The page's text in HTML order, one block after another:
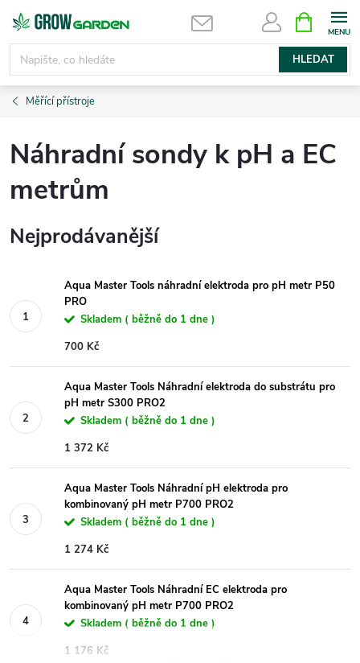
Přejít
obsah
HLEDAT
NÁKUPNÍ
KOŠÍK
Měřící přístroje
Náhradní sondy k pH a EC
metrům
Nejprodávanější
Aqua Master Tools náhradní elektroda pro pH metr P50
PRO
Skladem ( běžně do 1 dne )
700 Kč
Aqua Master Tools Náhradní elektroda do substrátu pro
pH metr S300 PRO2
Skladem ( běžně do 1 dne )
1 372 Kč
Aqua Master Tools Náhradní pH elektroda pro
kombinovaný pH metr P700 PRO2
Skladem ( běžně do 1 dne )
1 274 Kč
Aqua Master Tools Náhradní EC elektroda pro
kombinovaný pH metr P700 PRO2
Skladem ( běžně do 1 dne )
1 176 Kč